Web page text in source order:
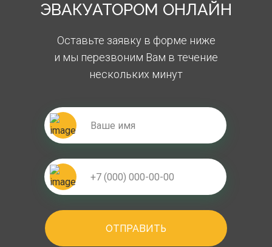
ЭВАКУАТОРОМ ОНЛАЙН
Оставьте заявку в форме ниже
и мы перезвоним Вам в течение
нескольких минут
ОТПРАВИТЬ